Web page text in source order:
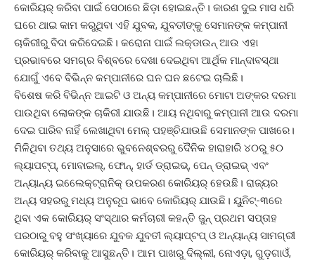
କୋରିୟର୍ କରିବା ପାଇଁ ସେଠାରେ ଛିଡ଼ା ହୋଇଛନ୍ତି। କାରଣ ଦୁଇ ମାସ ଧରି
ଘରେ ଥାଇ କାମ କରୁଥିବା ଏହି ଯୁବକ, ଯୁବତୀଙ୍କୁ ସେମାନଙ୍କ କମ୍ପାନୀ
ଚାକିରୀରୁ ବିଦା କରିଦେଇଛି। କରୋନା ପାଇଁ ଲକ୍‌ଡାଉନ୍ ଆଉ ଏହା
ପ୍ରଭାବରେ ସମଗ୍ର ବିଶ୍ବରେ ଦେଖା ଦେଇଥିବା ଆର୍ଥିକ ମାନ୍ଦାବସ୍ଥା
ଯୋଗୁଁ ଏବେ ବିଭିନ୍ନ କମ୍ପାନୀରେ ଘନ ଘନ ଛଟେଇ ଚାଲିଛି।
ବିଶେଷ କରି ବିଭିନ୍ନ ଆଇଟି ଓ ଅନ୍ୟ କମ୍ପାନୀରେ ମୋଟା ଅଙ୍କର ଦରମା
ପାଉଥିବା ଲୋକଙ୍କ ଚାକିରୀ ଯାଉଛି। ଆୟ ନଥିବାରୁ କମ୍ପାନୀ ଆଉ ଦରମା
ଦେଇ ପାରିବ ନାହିଁ ଲେଖାଥିବା ମେଲ୍ ପହଞ୍ଚିଯାଉଛି ସେମାନଙ୍କ ପାଖରେ।
ମିଳିଥିବା ତଥ୍ୟ ଅନୁସାରେ ଭୁବନେଶ୍ବରରୁ ଦୈନିକ ହାରାହାରି ୪୦ରୁ ୫୦
ଲ୍ୟାପଟ୍‌ପ୍, ମୋବାଇଲ୍‌, ଫୋନ୍, ହାର୍ଡ ଡ୍ରାଇଭ୍, ପେନ୍ ଡ୍ରାଇଭ୍ ଏବଂ
ଅନ୍ୟାନ୍ୟ ଇଲେ‌େ‌କ୍ଟ୍ରାନିକ୍ ଉପକରଣ କୋରିୟର୍ ହେଉଛି। ରାଜ୍ୟର
ଅନ୍ୟ ସହରରୁ ମଧ୍ୟ ଅନୁରୂପ ଭାବେ କୋରିୟର୍ ଯାଉଛି। ୟୁନିଟ୍-୩ରେ
ଥିବା ଏକ କୋରିୟର୍ ସଂସ୍ଥାର କର୍ମଚାରୀ କହନ୍ତି ଜୁନ୍ ପ୍ରଥମ ସପ୍ତାହ
ପରଠାରୁ ବହୁ ସଂଖ୍ୟାରେ ଯୁବକ ଯୁବତୀ ଲ୍ୟାପ୍‌ଟପ୍‌ ଓ ଅନ୍ୟାନ୍ୟ ସାମଗ୍ରୀ
କୋରିୟର୍ କରିବାକୁ ଆସୁଛନ୍ତି। ଆମ ପାଖରୁ ଦିଲ୍ଲୀ, ନୋଏଡ଼ା, ଗୁଡ଼ଗାଓଁ,